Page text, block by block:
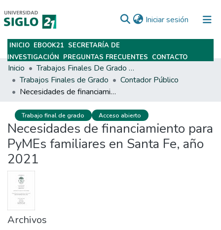
Iniciar sesión (current)
Subir
INICIO EBOOK21 SECRETARÍA DE
INVESTIGACIÓN PREGUNTAS FRECUENTES CONTACTO
Inicio
Trabajos Finales De Grado Y Posgrado
Trabajos Finales de Grado
Contador Público
Necesidades de financiamiento para PyMEs familiares en Santa Fe, año 2021
Trabajo final de grado Acceso abierto
Necesidades de financiamiento para
PyMEs familiares en Santa Fe, año
2021
Archivos